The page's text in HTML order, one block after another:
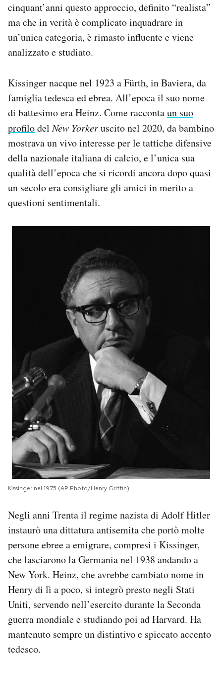
cinquant’anni questo approccio, definito “realista”
ma che in verità è complicato inquadrare in
un’unica categoria, è rimasto influente e viene
analizzato e studiato.
Kissinger nacque nel 1923 a Fürth, in Baviera, da
famiglia tedesca ed ebrea. All’epoca il suo nome
di battesimo era Heinz. Come raccontaun suo
profilodelNew Yorkeruscito nel 2020, da bambino
mostrava un vivo interesse per le tattiche difensive
della nazionale italiana di calcio, e l’unica sua
qualità dell’epoca che si ricordi ancora dopo quasi
un secolo era consigliare gli amici in merito a
questioni sentimentali.
Kissinger nel 1975 (AP Photo/Henry Griffin)
Negli anni Trenta il regime nazista di Adolf Hitler
instaurò una dittatura antisemita che portò molte
persone ebree a emigrare, compresi i Kissinger,
che lasciarono la Germania nel 1938 andando a
New York. Heinz, che avrebbe cambiato nome in
Henry di lì a poco, si integrò presto negli Stati
Uniti, servendo nell’esercito durante la Seconda
guerra mondiale e studiando poi ad Harvard. Ha
mantenuto sempre un distintivo e spiccato accento
tedesco.